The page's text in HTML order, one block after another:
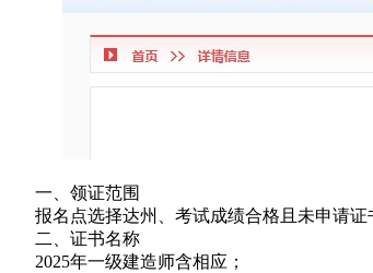
一、领证范围
报名点选择达州、考试成绩合格且未申请证
二、证书名称
2025年一级建造师含相应；